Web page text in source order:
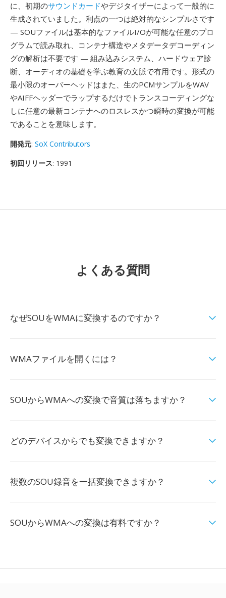
に、初期のサウンドカードやデジタイザーによって一般的に
生成されていました。利点の一つは絶対的なシンプルさです
— SOUファイルは基本的なファイルI/Oが可能な任意のプロ
グラムで読み取れ、コンテナ構造やメタデータデコーディン
グの解析は不要です — 組み込みシステム、ハードウェア診
断、オーディオの基礎を学ぶ教育の文脈で有用です。形式の
最小限のオーバーヘッドはまた、生のPCMサンプルをWAV
やAIFFヘッダーでラップするだけでトランスコーディングな
しに任意の最新コンテナへのロスレスかつ瞬時の変換が可能
であることを意味します。
開発元: SoX Contributors
初回リリース: 1991
よくある質問
なぜSOUをWMAに変換するのですか？
WMAファイルを開くには？
SOUからWMAへの変換で音質は落ちますか？
どのデバイスからでも変換できますか？
複数のSOU録音を一括変換できますか？
SOUからWMAへの変換は有料ですか？